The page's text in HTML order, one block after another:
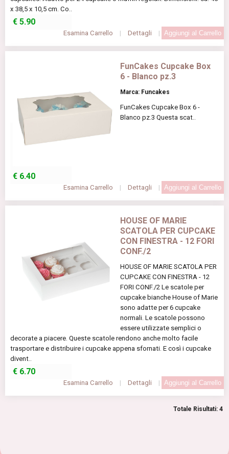
x 38,5 x 10,5 cm. Co..
€ 5.90
Esamina Carrello | Dettagli |
FunCakes Cupcake Box
6 - Blanco pz.3
Marca: Funcakes
FunCakes Cupcake Box 6 -
Blanco pz.3 Questa scat..
€ 6.40
Esamina Carrello | Dettagli |
HOUSE OF MARIE
SCATOLA PER CUPCAKE
CON FINESTRA - 12 FORI
CONF./2
HOUSE OF MARIE SCATOLA PER
CUPCAKE CON FINESTRA - 12
FORI CONF./2 Le scatole per
cupcake bianche House of Marie
sono adatte per 6 cupcake
normali. Le scatole possono
essere utilizzate semplici o
decorate a piacere. Queste scatole rendono anche molto facile
trasportare e distribuire i cupcake appena sfornati. E così i cupcake
divent..
€ 6.70
Esamina Carrello | Dettagli |
Totale Risultati: 4